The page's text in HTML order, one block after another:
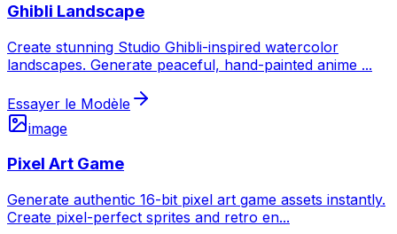
Ghibli Landscape
Create stunning Studio Ghibli-inspired watercolor
landscapes. Generate peaceful, hand-painted anime ...
Essayer le Modèle
image
Pixel Art Game
Generate authentic 16-bit pixel art game assets instantly.
Create pixel-perfect sprites and retro en...